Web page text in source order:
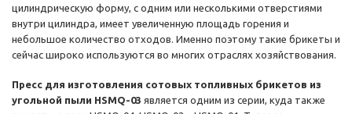
цилиндрическую форму, с одним или несколькими отверстиями
внутри цилиндра, имеет увеличенную площадь горения и
небольшое количество отходов. Именно поэтому такие брикеты и
сейчас широко используются во многих отраслях хозяйствования.
Пресс для изготовления сотовых топливных брикетов из
угольной пыли HSMQ-03 является одним из серии, куда также